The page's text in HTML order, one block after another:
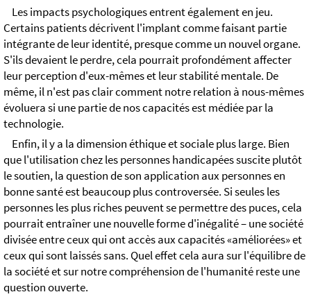
Les impacts psychologiques entrent également en jeu.
Certains patients décrivent l'implant comme faisant partie
intégrante de leur identité, presque comme un nouvel organe.
S'ils devaient le perdre, cela pourrait profondément affecter
leur perception d'eux-mêmes et leur stabilité mentale. De
même, il n'est pas clair comment notre relation à nous-mêmes
évoluera si une partie de nos capacités est médiée par la
technologie.
Enfin, il y a la dimension éthique et sociale plus large. Bien
que l'utilisation chez les personnes handicapées suscite plutôt
le soutien, la question de son application aux personnes en
bonne santé est beaucoup plus controversée. Si seules les
personnes les plus riches peuvent se permettre des puces, cela
pourrait entraîner une nouvelle forme d'inégalité – une société
divisée entre ceux qui ont accès aux capacités «améliorées» et
ceux qui sont laissés sans. Quel effet cela aura sur l'équilibre de
la société et sur notre compréhension de l'humanité reste une
question ouverte.